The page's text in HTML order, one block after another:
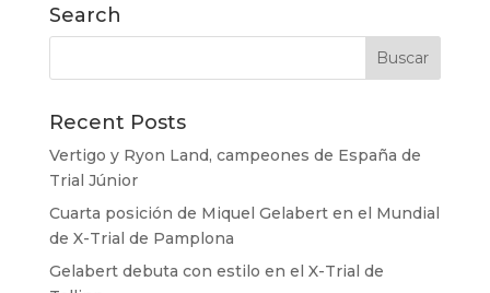
Search
Recent Posts
Vertigo y Ryon Land, campeones de España de
Trial Júnior
Cuarta posición de Miquel Gelabert en el Mundial
de X-Trial de Pamplona
Gelabert debuta con estilo en el X-Trial de